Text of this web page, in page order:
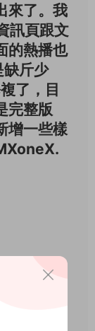
來了。我
訊頁跟文
的熱播也
斤少
了，目
完整版
增一些樣
架